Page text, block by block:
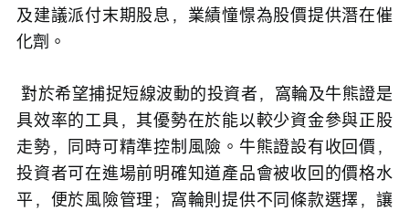
及建議派付末期股息，業績憧憬為股價提供潛在催
化劑。
對於希望捕捉短線波動的投資者，窩輪及牛熊證是
具效率的工具，其優勢在於能以較少資金參與正股
走勢，同時可精準控制風險。牛熊證設有收回價，
投資者可在進場前明確知道產品會被收回的價格水
平，便於風險管理；窩輪則提供不同條款選擇，讓